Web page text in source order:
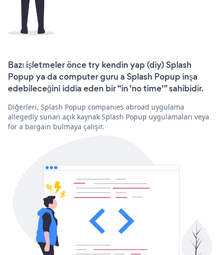
Bazı işletmeler önce try kendin yap (diy) Splash
Popup ya da computer guru a Splash Popup inşa
edebileceğini iddia eden bir “in 'no time'” sahibidir.
Diğerleri, Splash Popup companies abroad uygulama
allegedly sunan açık kaynak Splash Popup uygulamaları veya
for a bargain bulmaya çalışır.